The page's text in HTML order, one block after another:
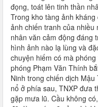
đọng, toát lên tinh thần
Trong kho tàng ảnh
ảnh chiến tranh của
nhân văn cảm động đáng
hình ảnh nào lạ lùng và
chuyện hiếm có mà
phóng Phạm Văn Thính
Ninh trong chiến dịch
nổ ở phía sau, TNXP đưa
gặp mưa lũ. Cầu không